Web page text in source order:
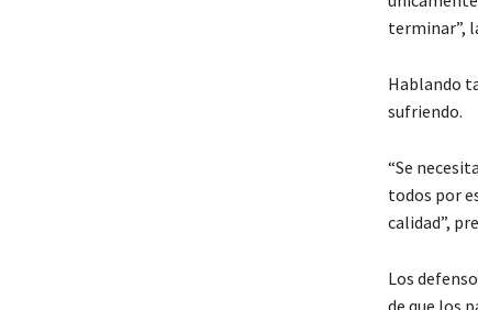
terminar”,
Hablando
sufriendo.
“Se
todos por
calidad”,
Los
de que los